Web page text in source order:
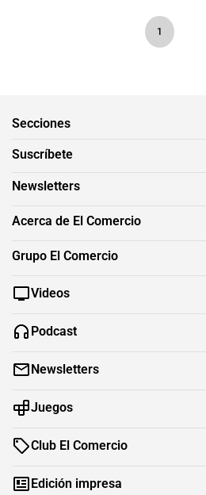
1
Secciones
Suscríbete
Newsletters
Acerca de El Comercio
Grupo El Comercio
Videos
Podcast
Newsletters
Juegos
Club El Comercio
Edición impresa